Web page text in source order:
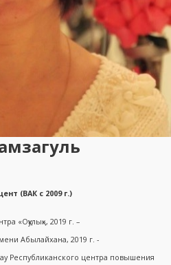
(ВАК с 2009 г.)
«Оқулық», 2019 г. –
Абылайхана, 2019 г. -
Республиканского центра повышения